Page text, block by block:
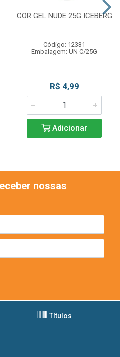
COR GEL NUDE 25G ICEBERG
Código: 12331
Embalagem: UN C/25G
R$ 4,99
Adicionar
nossas
Títulos